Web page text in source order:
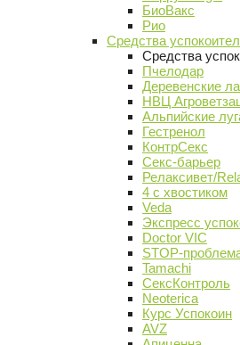
БиоВакс
Рио
Средства
Средства
Пчелодар
Деревенские
НВЦ
Альпийские
Гестренол
КонтрСекс
Секс-барьер
Релаксивет/
4 с хвостиком
Veda
Экспресс
Doctor VIC
STOP-
Tamachi
СексКонтроль
Neoterica
Курс Успокоин
AVZ